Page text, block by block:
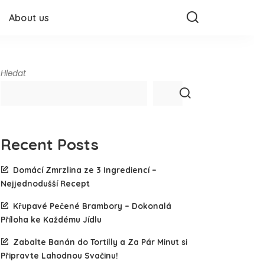
About us
Hledat
Recent Posts
Domácí Zmrzlina ze 3 Ingrediencí –
Nejjednodušší Recept
Křupavé Pečené Brambory – Dokonalá
Příloha ke Každému Jídlu
Zabalte Banán do Tortilly a Za Pár Minut si
Připravte Lahodnou Svačinu!